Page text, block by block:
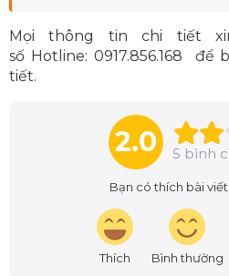
Mọi thông tin chi tiết
số Hotline: 0917.856.168
tiết.
2.0 5 bình
Bạn có thích bài
Thích Bình thường